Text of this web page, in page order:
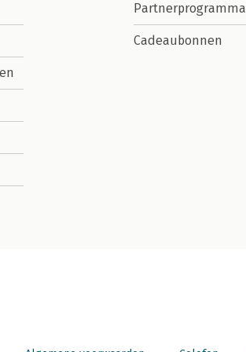
Partnerprogramma
Cadeaubonnen